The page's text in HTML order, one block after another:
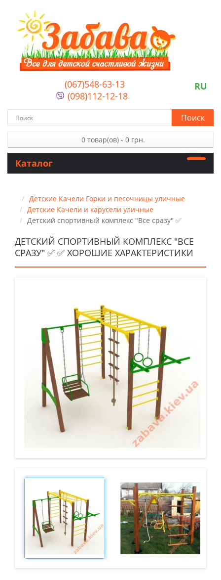
(067)548-63-13
(098)112-12-18
RU
Поиск
0 товар(ов) - 0 грн.
Каталог
Детские Качели Горки и песочницы уличные
Детские Качели и карусели уличные
Детский спортивный комплекс "Все сразу" ✅
ДЕТСКИЙ СПОРТИВНЫЙ КОМПЛЕКС "ВСЕ
СРАЗУ" ✅ ✅ ХОРОШИЕ ХАРАКТЕРИСТИКИ